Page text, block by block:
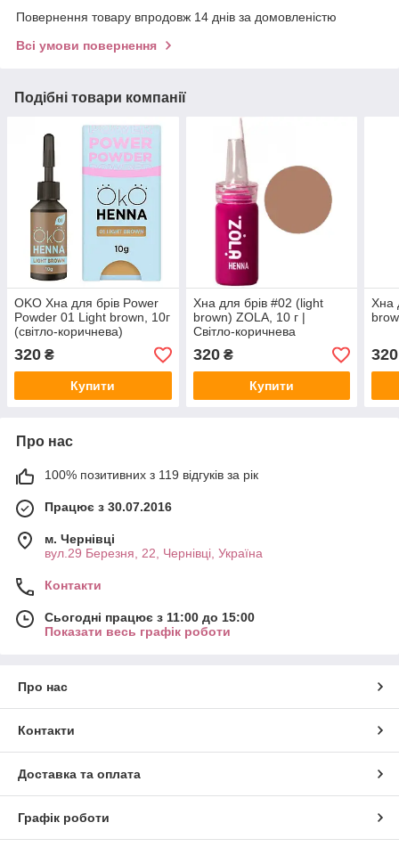
Повернення товару впродовж 14 днів за домовленістю
Всі умови повернення
Подібні товари компанії
OKO Хна для брів Power
Powder 01 Light brown, 10г
(світло-коричнева)
320 ₴
Купити
Хна для брів #02 (light
brown) ZOLA, 10 г |
Світло-коричнева
320₴
Купити
Хна
320
Про нас
100% позитивних з 119 відгуків за рік
Працює з 30.07.2016
м. Чернівці
вул.29 Березня, 22, Чернівці, Україна
Контакти
Сьогодні працює з 11:00 до 15:00
Показати весь графік роботи
Про нас
Контакти
Доставка та оплата
Графік роботи